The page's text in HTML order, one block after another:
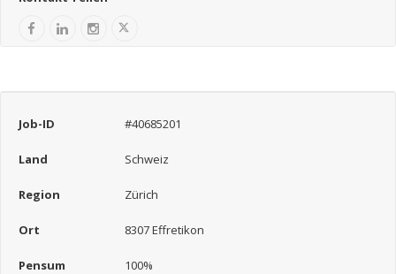
Job-ID #40685201
Land Schweiz
Region Zürich
Ort 8307 Effretikon
Pensum 100%